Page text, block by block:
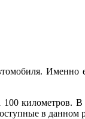
Именно
километров. В
в данном